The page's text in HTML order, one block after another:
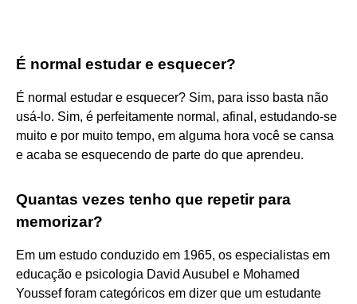
É normal estudar e esquecer?
É normal estudar e esquecer? Sim, para isso basta não
usá-lo. Sim, é perfeitamente normal, afinal, estudando-se
muito e por muito tempo, em alguma hora você se cansa
e acaba se esquecendo de parte do que aprendeu.
Quantas vezes tenho que repetir para
memorizar?
Em um estudo conduzido em 1965, os especialistas em
educação e psicologia David Ausubel e Mohamed
Youssef foram categóricos em dizer que um estudante